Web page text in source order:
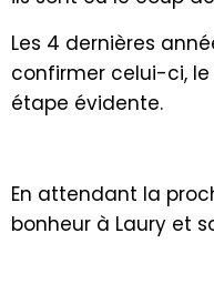
Les 4 dernières
confirmer celui-ci,
étape évidente.
En attendant la
bonheur à Laury et